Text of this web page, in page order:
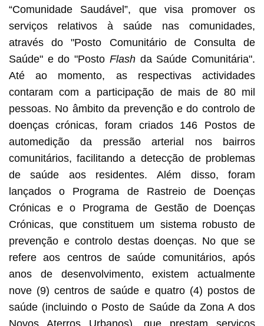
“Comunidade Saudável”, que visa promover os
serviços relativos à saúde nas comunidades,
através do "Posto Comunitário de Consulta de
Saúde" e do "Posto Flashda Saúde Comunitária".
Até ao momento, as respectivas actividades
contaram com a participação de mais de 80 mil
pessoas. No âmbito da prevenção e do controlo de
doenças crónicas, foram criados 146 Postos de
automedição da pressão arterial nos bairros
comunitários, facilitando a detecção de problemas
de saúde aos residentes. Além disso, foram
lançados o Programa de Rastreio de Doenças
Crónicas e o Programa de Gestão de Doenças
Crónicas, que constituem um sistema robusto de
prevenção e controlo destas doenças. No que se
refere aos centros de saúde comunitários, após
anos de desenvolvimento, existem actualmente
nove (9) centros de saúde e quatro (4) postos de
saúde (incluindo o Posto de Saúde da Zona A dos